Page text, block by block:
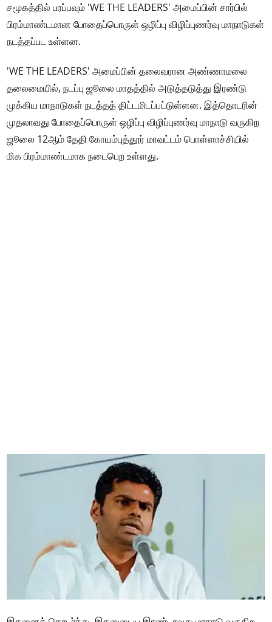
சமூகத்தில் பரப்பவும் 'WE THE LEADERS' அமைப்பின் சார்பில்
பிரம்மாண்டமான போதைப்பொருள் ஒழிப்பு விழிப்புணர்வு மாநாடுகள்
நடத்தப்பட உள்ளன.
'WE THE LEADERS' அமைப்பின் தலைவரான அண்ணாமலை
தலைமையில், நடப்பு ஜூலை மாதத்தில் அடுத்தடுத்து இரண்டு
முக்கிய மாநாடுகள் நடத்தத் திட்டமிடப்பட்டுள்ளன. இத்தொடரின்
முதலாவது போதைப்பொருள் ஒழிப்பு விழிப்புணர்வு மாநாடு வருகிற
ஜூலை 12ஆம் தேதி கோயம்புத்தூர் மாவட்டம் பொள்ளாச்சியில்
மிக பிரம்மாண்டமாக நடைபெற உள்ளது.